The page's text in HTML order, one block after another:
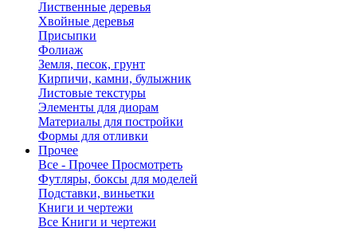
Лиственные деревья
Хвойные деревья
Присыпки
Фолиаж
Земля, песок, грунт
Кирпичи, камни, булыжник
Листовые текстуры
Элементы для диорам
Материалы для постройки
Формы для отливки
Прочее
Все - Прочее Просмотреть
Футляры, боксы для моделей
Подставки, виньетки
Книги и чертежи
Все Книги и чертежи